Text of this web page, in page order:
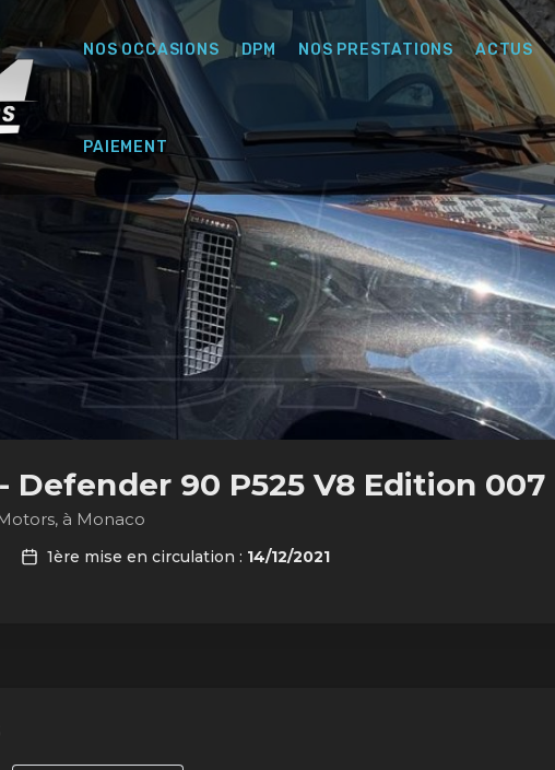
NOS OCCASIONS DPM NOS PRESTATIONS ACTUS
PAIEMENT
Defender 90 P525 V8 Edition 007
à Monaco
1ère mise en circulation : 14/12/2021